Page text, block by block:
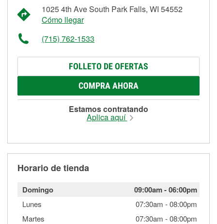
1025 4th Ave South Park Falls, WI 54552
Cómo llegar
(715) 762-1533
FOLLETO DE OFERTAS
COMPRA AHORA
Estamos contratando
Aplica aquí
Horario de tienda
Domingo 09:00am-06:00pm
Lunes 07:30am -08:00pm
Martes
07:30am -08:00pm